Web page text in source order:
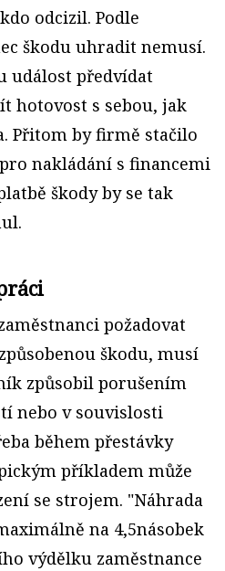
odcizil. Podle
škodu uhradit nemusí.
událost předvídat
hotovost s sebou, jak
Přitom by firmě stačilo
nakládání s financemi
škody by se tak
požadovat
škodu, musí
způsobil porušením
nebo v souvislosti
během přestávky
příkladem může
se strojem. "Náhrada
na 4,5násobek
výdělku zaměstnance